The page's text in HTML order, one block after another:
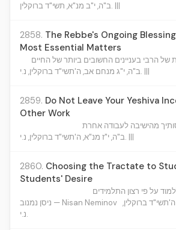
ב"ה, י"ב מנ"א, תשי"ד ברוקלין. |||
2858. The Rebbe's Ongoing
Most Essential Matters
של הרבי בעניינים החשובים ביותר של החיים
ב"ה, י"ג מנחם אב, ה'תשי"ד ברוקלין, נ.י. |||
2859. Do Not Leave Your Yeshiva
Other Work
מהישיבה לעבודה אחרת
ב"ה, י"ז מנ"א, ה'תשי"ד ברוקלין, נ.י. |||
2860. Choosing the Tractate to
Students' Desire
על פי רצון התלמידים
ניסן נמנוב — Nisan Neminov ברוקלין,
נ.י.